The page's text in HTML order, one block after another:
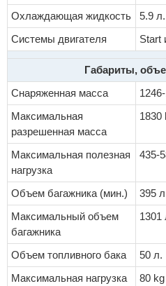
Охлаждающая жидкость
5.9 л.
Системы двигателя
Start
Габариты,
Снаряженная масса
Максимальная
разрешенная масса
1830
Максимальная полезная
нагрузка
435-
Объем багажника (мин.)
395
Максимальный объем
багажника
1301
Объем топливного бака
50 л.
Максимальная нагрузка
80 kg